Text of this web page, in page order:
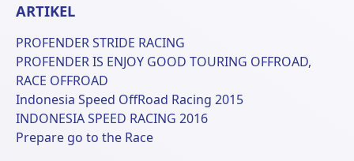
ARTIKEL
PROFENDER STRIDE RACING
PROFENDER IS ENJOY GOOD TOURING OFFROAD,
RACE OFFROAD
Indonesia Speed OffRoad Racing 2015
INDONESIA SPEED RACING 2016
Prepare go to the Race